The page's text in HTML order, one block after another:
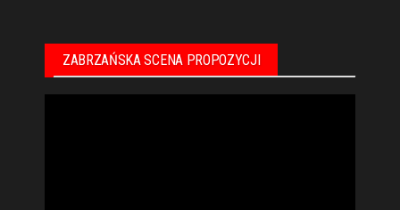
ZABRZAŃSKA SCENA PROPOZYCJI